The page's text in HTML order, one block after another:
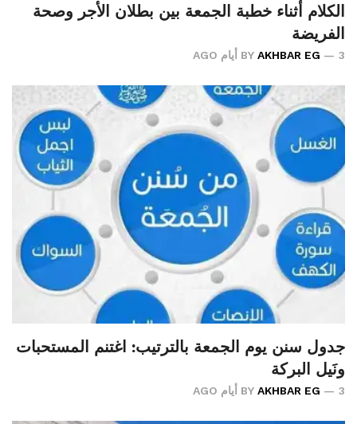
الكلام أثناء خطبة الجمعة بين بطلان الأجر وصحة
الفريضة
BY AKHBAR EG 3 أيام AGO
جدول سنن يوم الجمعة بالترتيب: اغتنم المستحبات
ونَيل البركة
BY AKHBAR EG 3 أيام AGO